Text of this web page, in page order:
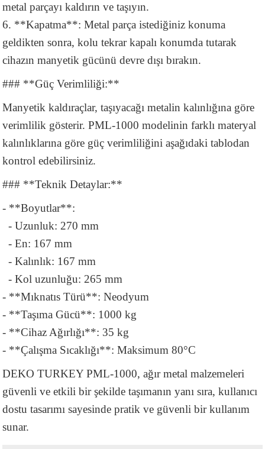
metal parçayı kaldırın ve taşıyın.
6. **Kapatma**: Metal parça istediğiniz konuma
geldikten sonra, kolu tekrar kapalı konumda tutarak
cihazın manyetik gücünü devre dışı bırakın.
### **Güç Verimliliği:**
Manyetik kaldıraçlar, taşıyacağı metalin kalınlığına göre
verimlilik gösterir. PML-1000 modelinin farklı materyal
kalınlıklarına göre güç verimliliğini aşağıdaki tablodan
kontrol edebilirsiniz.
### **Teknik Detaylar:**
- **Boyutlar**:
- Uzunluk: 270 mm
- En: 167 mm
- Kalınlık: 167 mm
- Kol uzunluğu: 265 mm
- **Mıknatıs Türü**: Neodyum
- **Taşıma Gücü**: 1000 kg
- **Cihaz Ağırlığı**: 35 kg
- **Çalışma Sıcaklığı**: Maksimum 80°C
DEKO TURKEY PML-1000, ağır metal malzemeleri
güvenli ve etkili bir şekilde taşımanın yanı sıra, kullanıcı
dostu tasarımı sayesinde pratik ve güvenli bir kullanım
sunar.